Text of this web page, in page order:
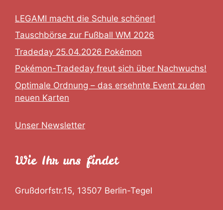
LEGAMI macht die Schule schöner!
Tauschbörse zur Fußball WM 2026
Tradeday 25.04.2026 Pokémon
Pokémon-Tradeday freut sich über Nachwuchs!
Optimale Ordnung – das ersehnte Event zu den
neuen Karten
Unser Newsletter
Wie Ihr uns findet
Grußdorfstr.15, 13507 Berlin-Tegel